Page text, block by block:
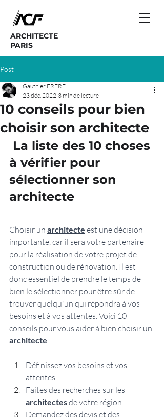
ARCHITECTE
PARIS
Post
10 conseils pour bien
choisir son architecte
Gauthier FRERE
23 déc. 2022 3 min de lecture
à vérifier pour
sélectionner son
architecte
Choisir un architecte est une décision
importante, car il sera votre partenaire
pour la réalisation de votre projet de
construction ou de rénovation. Il est
donc essentiel de prendre le temps de
bien le sélectionner pour être sûr de
trouver quelqu'un qui répondra à vos
besoins et à vos attentes. Voici 10
conseils pour vous aider à bien choisir un
architecte :
Définissez vos besoins et vos
attentes
Faites des recherches sur les
architectes de votre région
Demandez des devis et des